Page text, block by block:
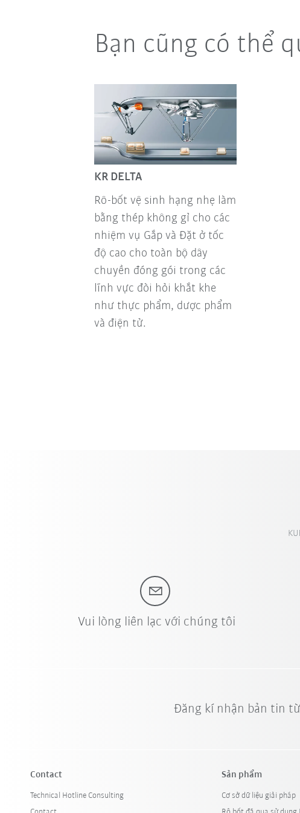
Bạn cũng có thể
KR DELTA
Rô-bốt vệ sinh hạng nhẹ làm
bằng thép không gỉ cho các
nhiệm vụ Gắp và Đặt ở tốc
độ cao cho toàn bộ dây
chuyền đóng gói trong các
lĩnh vực đòi hỏi khắt khe
như thực phẩm, dược phẩm
và điện tử.
Vui lòng liên lạc với chúng tôi
Đăng kí nhận bản tin từ
Contact
Technical Hotline Consulting
Sản phẩm
Cơ sở dữ liệu giải pháp